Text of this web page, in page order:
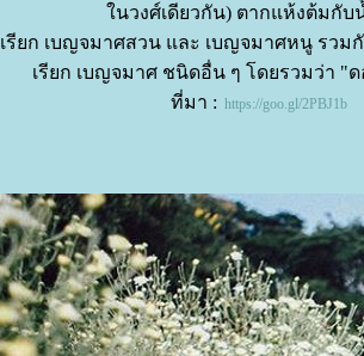
นวงศ์เดียวกัน) ตากแห้งต้มกับ
เรียก เบญจมาศสวน และ เบญจมาศหนู รวม
เรียก เบญจมาศ ชนิดอื่น ๆ โดยรวมว่า "
ที่มา : https://goo.gl/2PBJ1b